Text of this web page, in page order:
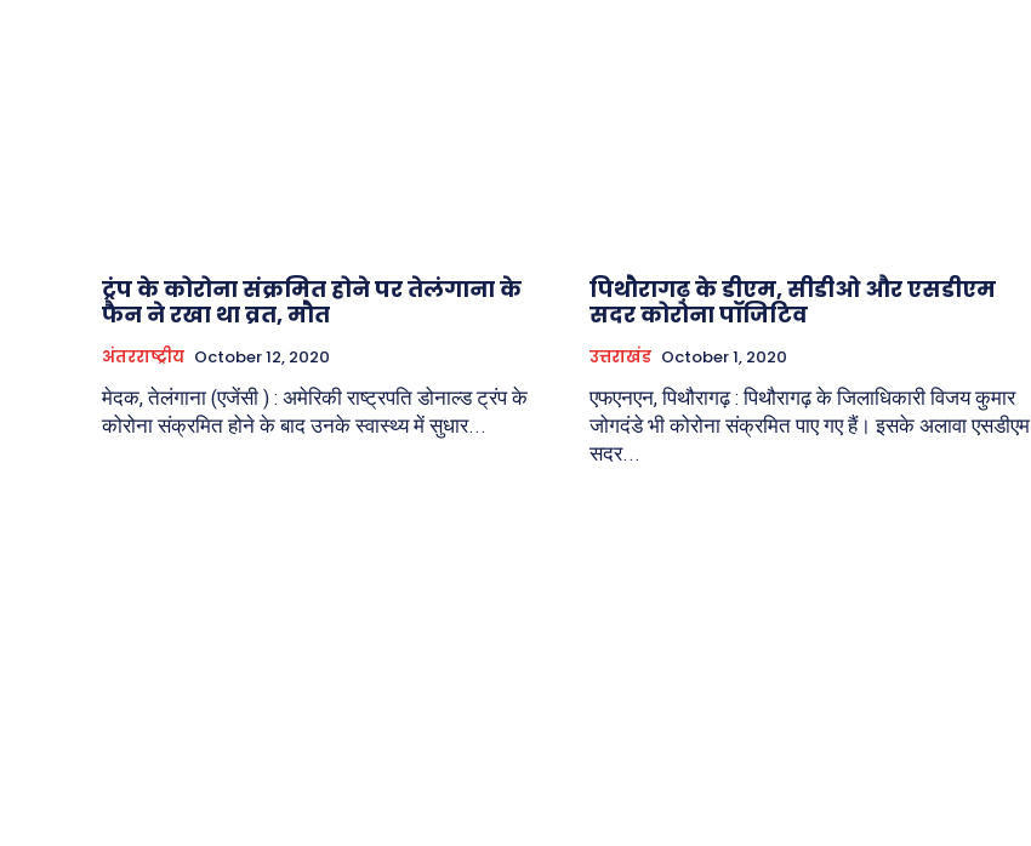
ट्रंप के कोरोना संक्रमित होने पर तेलंगाना के
फैन ने रखा था व्रत, मौत
अंतरराष्ट्रीय October 12, 2020
मेदक, तेलंगाना (एजेंसी ) : अमेरिकी राष्ट्रपति डोनाल्ड ट्रंप के
कोरोना संक्रमित होने के बाद उनके स्वास्थ्य में सुधार...
पिथौरागढ़ के डीएम, सीडीओ और एसडीएम
सदर कोरोना पाॅजिटिव
उत्तराखंड October 1, 2020
एफएनएन, पिथौरागढ़ : पिथौरागढ़ के जिलाधिकारी विजय कुमार
जोगदंडे भी कोरोना संक्रमित पाए गए हैं। इसके अलावा एसडीएम
सदर...